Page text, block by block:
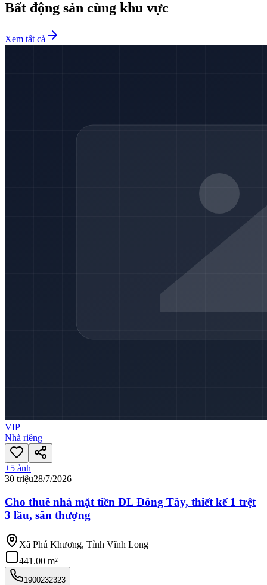
Bất động sản cùng khu vực
Xem tất cả
VIP
Nhà riêng
+5 ảnh
30 triệu28/7/2026
Cho thuê nhà mặt tiền ĐL Đông Tây, thiết kế 1 trệt
3 lầu, sân thượng
Xã Phú Khương, Tỉnh Vĩnh Long
441.00 m²
1900232323